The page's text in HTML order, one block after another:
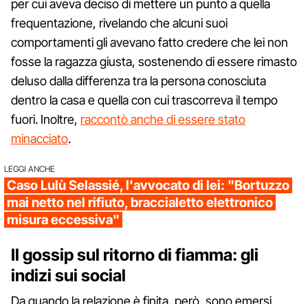
per cui aveva deciso di mettere un punto a quella
frequentazione, rivelando che alcuni suoi
comportamenti gli avevano fatto credere che lei non
fosse la ragazza giusta, sostenendo di essere rimasto
deluso dalla differenza tra la persona conosciuta
dentro la casa e quella con cui trascorreva il tempo
fuori. Inoltre, raccontò anche di essere stato
minacciato.
LEGGI ANCHE
Caso Lulù Selassié, l'avvocato di lei: "Bortuzzo
mai netto nel rifiuto, braccialetto elettronico
misura eccessiva"
Il gossip sul ritorno di fiamma: gli
indizi sui social
Da quando la relazione è finita, però, sono emersi